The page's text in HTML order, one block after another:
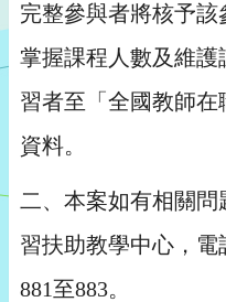
完整參與者將核予
掌握課程人數及維
習者至「全國教師
資料。
二、本案如有相關
習扶助教學中心，電
881至883。